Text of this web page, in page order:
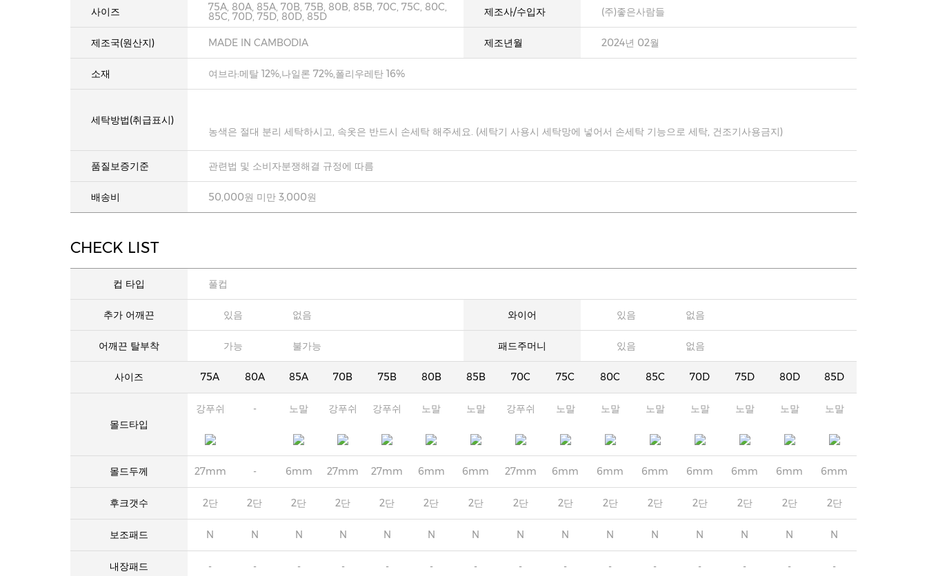
사이즈 75A, 80A, 85A, 70B, 75B, 80B, 85B, 70C, 75C, 80C,
85C, 70D, 75D, 80D, 85D 제조사/수입자 (주)좋은사람들
제조국(원산지) MADE IN CAMBODIA 제조년월 2024년 02월
소재 여브라:메탈 12%,나일론 72%,폴리우레탄 16%
세탁방법(취급표시)
농색은 절대 분리 세탁하시고, 속옷은 반드시 손세탁 해주세요. (세탁기 사용시 세탁망에 넣어서 손세탁 기능으로 세탁, 건조기사용금지)
품질보증기준 관련법 및 소비자분쟁해결 규정에 따름
배송비 50,000원 미만 3,000원
CHECK LIST
컵 타입 풀컵
추가 어깨끈 있음 없음 와이어 있음 없음
어깨끈 탈부착 가능 불가능 패드주머니 있음 없음
사이즈 75A 80A 85A 70B 75B 80B 85B 70C 75C 80C 85C 70D 75D 80D 85D
몰드타입
강푸쉬 - 노말 강푸쉬 강푸쉬 노말 노말 강푸쉬 노말 노말 노말 노말 노말 노말 노말
몰드두께 27mm - 6mm 27mm 27mm 6mm 6mm 27mm 6mm 6mm 6mm 6mm 6mm 6mm 6mm
후크갯수 2단 2단 2단 2단 2단 2단 2단 2단 2단 2단 2단 2단 2단 2단 2단
보조패드 N N N N N N N N N N N N N N N
내장패드 - - - - - - - - - - - - - - -